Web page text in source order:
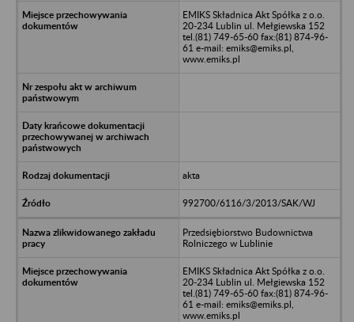
EMIKS Składnica Akt Spółka z o.o.
20-234 Lublin ul. Mełgiewska 152
tel.(81) 749-65-60 fax:(81) 874-96-
61 e-mail: emiks@emiks.pl,
www.emiks.pl
akta
992700/6116/3/2013/SAK/WJ
Przedsiębiorstwo Budownictwa
Rolniczego w Lublinie
EMIKS Składnica Akt Spółka z o.o.
20-234 Lublin ul. Mełgiewska 152
tel.(81) 749-65-60 fax:(81) 874-96-
61 e-mail: emiks@emiks.pl,
www.emiks.pl